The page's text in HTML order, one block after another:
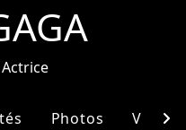
Photos Vidéos
chevron_right